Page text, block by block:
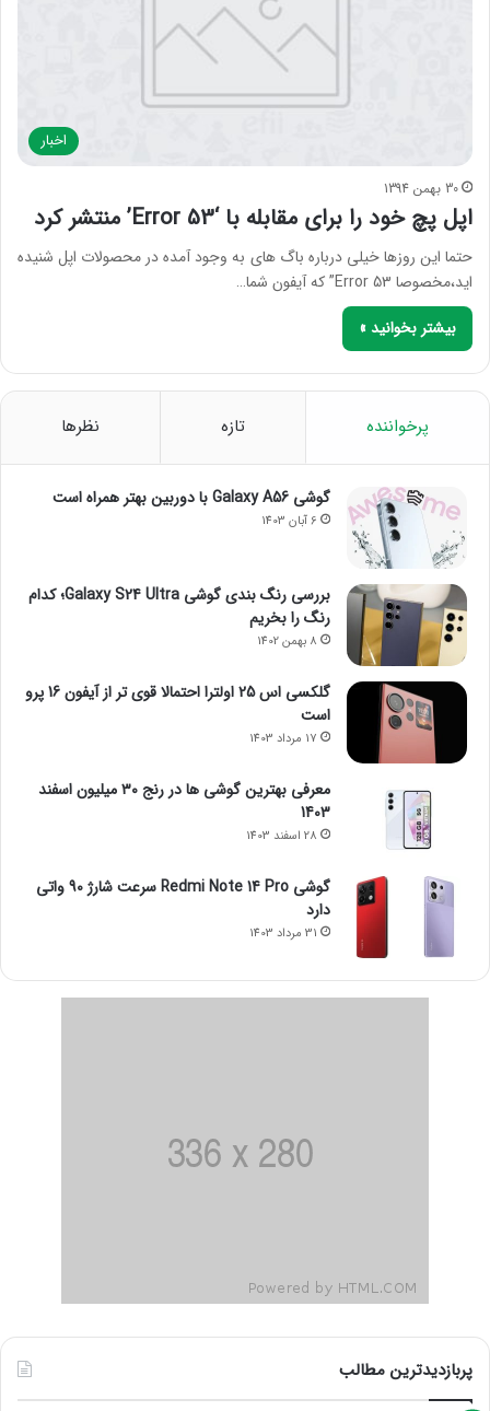
اخبار
30 بهمن 1394
اپل پچ خود را برای مقابله با ‘Error 53’ منتشر کرد
حتما این روزها خیلی درباره باگ های به وجود آمده در محصولات اپل شنیده
اید،مخصوصا Error 53” که آیفون شما…
بیشتر بخوانید »
پرخواننده تازه نظرها
گوشی Galaxy A56 با دوربین بهتر همراه است
6 آبان 1403
بررسی رنگ بندی گوشی Galaxy S24 Ultra؛ کدام
رنگ را بخریم
8 بهمن 1402
گلکسی اس 25 اولترا احتمالا قوی تر از آیفون 16 پرو
است
17 مرداد 1403
معرفی بهترین گوشی ها در رنج ۳۰ میلیون اسفند
1403
28 اسفند 1403
گوشی Redmi Note 14 Pro سرعت شارژ 90 واتی
دارد
31 مرداد 1403
پربازدیدترین مطالب